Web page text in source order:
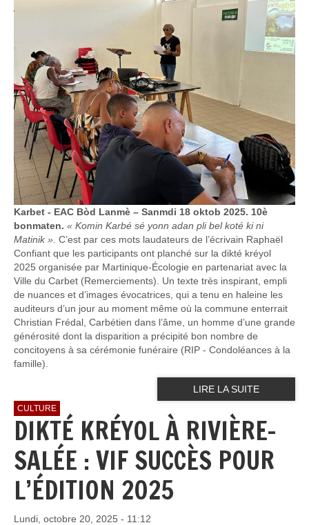
Karbet - EAC Bòd Lanmè – Sanmdi 18 oktob 2025. 10è
bonmaten. « Komin Karbé sé yonn adan pli bel koté ki ni
Matinik ». C’est par ces mots laudateurs de l’écrivain Raphaël
Confiant que les participants ont planché sur la dikté kréyol
2025 organisée par Martinique-Écologie en partenariat avec la
Ville du Carbet (Remerciements). Un texte très inspirant, empli
de nuances et d’images évocatrices, qui a tenu en haleine les
auditeurs d’un jour au moment même où la commune enterrait
Christian Frédal, Carbétien dans l’âme, un homme d’une grande
générosité dont la disparition a précipité bon nombre de
concitoyens à sa cérémonie funéraire (RIP - Condoléances à la
famille).
LIRE LA SUITE
CULTURE
DIKTÉ KRÉYOL À RIVIÈRE-
SALÉE : VIF SUCCÈS POUR
L’ÉDITION 2025
Lundi, octobre 20, 2025 - 11:12